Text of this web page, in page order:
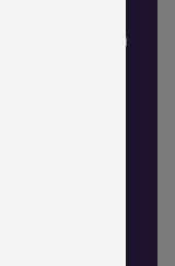
aan